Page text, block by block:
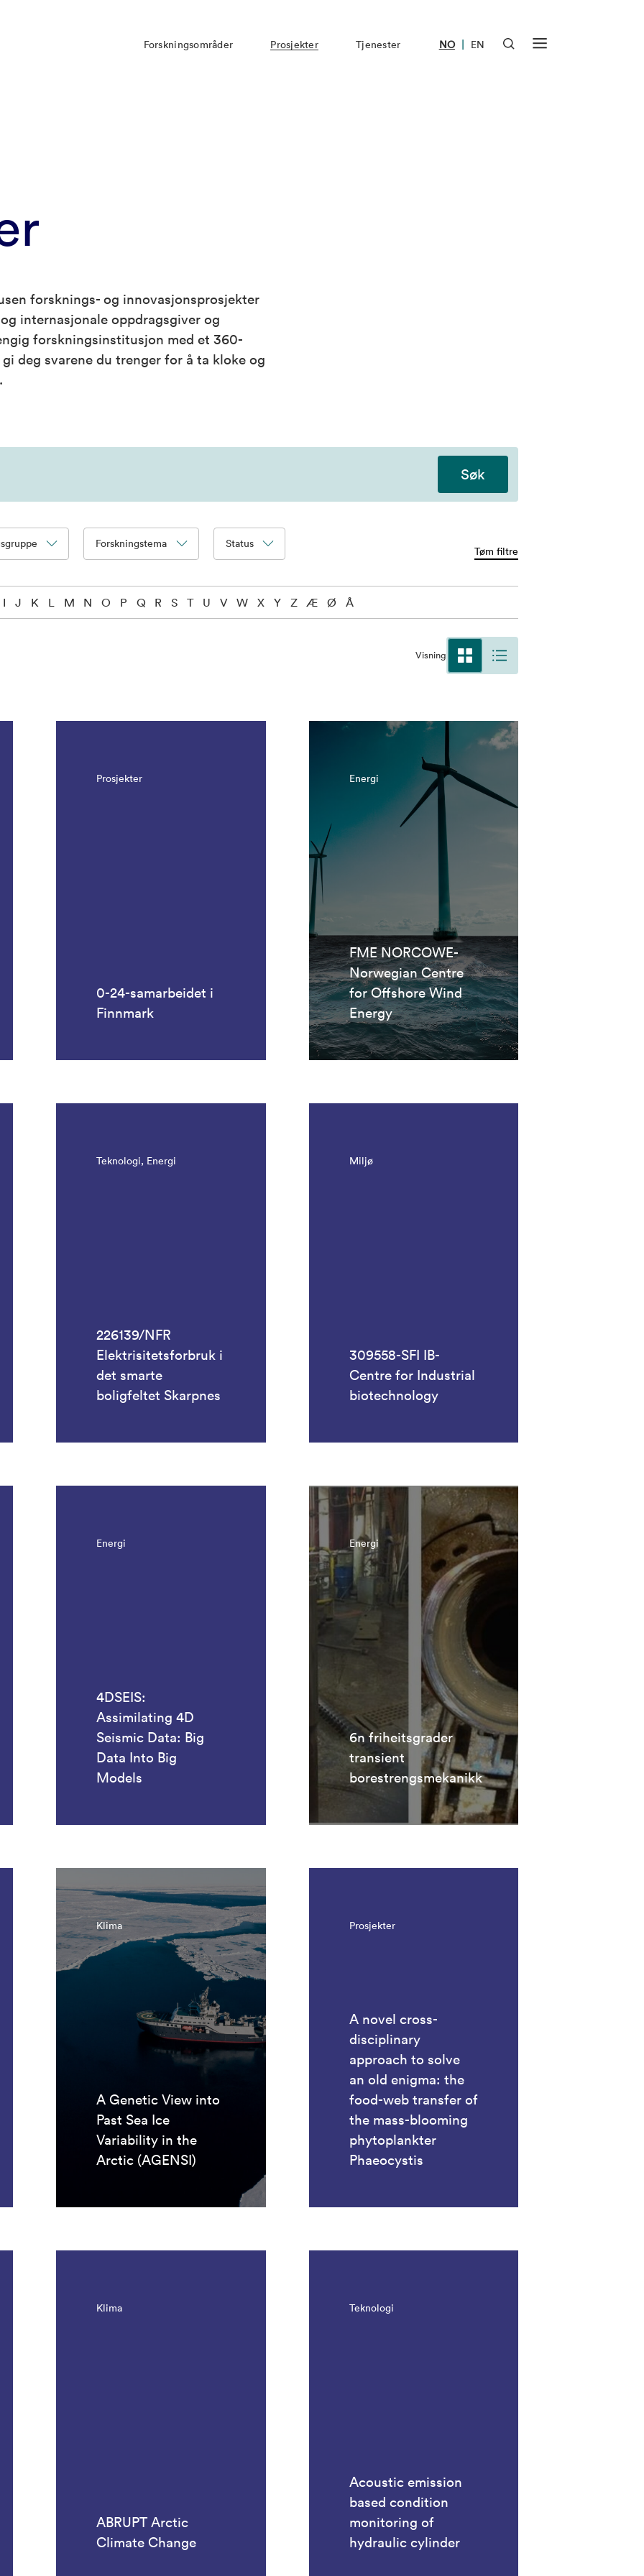
Forskningsområder Prosjekter Tjenester NO | EN
forsknings- og innovasjonsprosjekter
internasjonale oppdragsgiver og
forskningsinstitusjon med et 360-
deg svarene du trenger for å ta kloke og
Søk
Forskningstema Status
Tøm filtre
I J K L M N O P Q R S T U V W X Y Z Æ Ø Å
Visning
Prosjekter
0-24-samarbeidet i
Finnmark
Energi
FME NORCOWE-
Norwegian Centre
for Offshore Wind
Energy
Teknologi, Energi
226139/NFR
Elektrisitetsforbruk i
det smarte
boligfeltet Skarpnes
Miljø
309558-SFI IB-
Centre for Industrial
biotechnology
Energi
4DSEIS:
Assimilating 4D
Seismic Data: Big
Data Into Big
Models
Energi
6n friheitsgrader
transient
borestrengsmekanikk
Klima
A Genetic View into
Past Sea Ice
Variability in the
Arctic (AGENSI)
Prosjekter
A novel cross-
disciplinary
approach to solve
an old enigma: the
food-web transfer of
the mass-blooming
phytoplankter
Phaeocystis
Klima
ABRUPT Arctic
Climate Change
Teknologi
Acoustic emission
based condition
monitoring of
hydraulic cylinder